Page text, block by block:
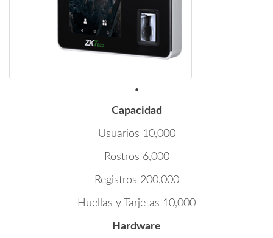
.
Capacidad
Usuarios 10,000
Rostros 6,000
Registros 200,000
Huellas y Tarjetas 10,000
Hardware